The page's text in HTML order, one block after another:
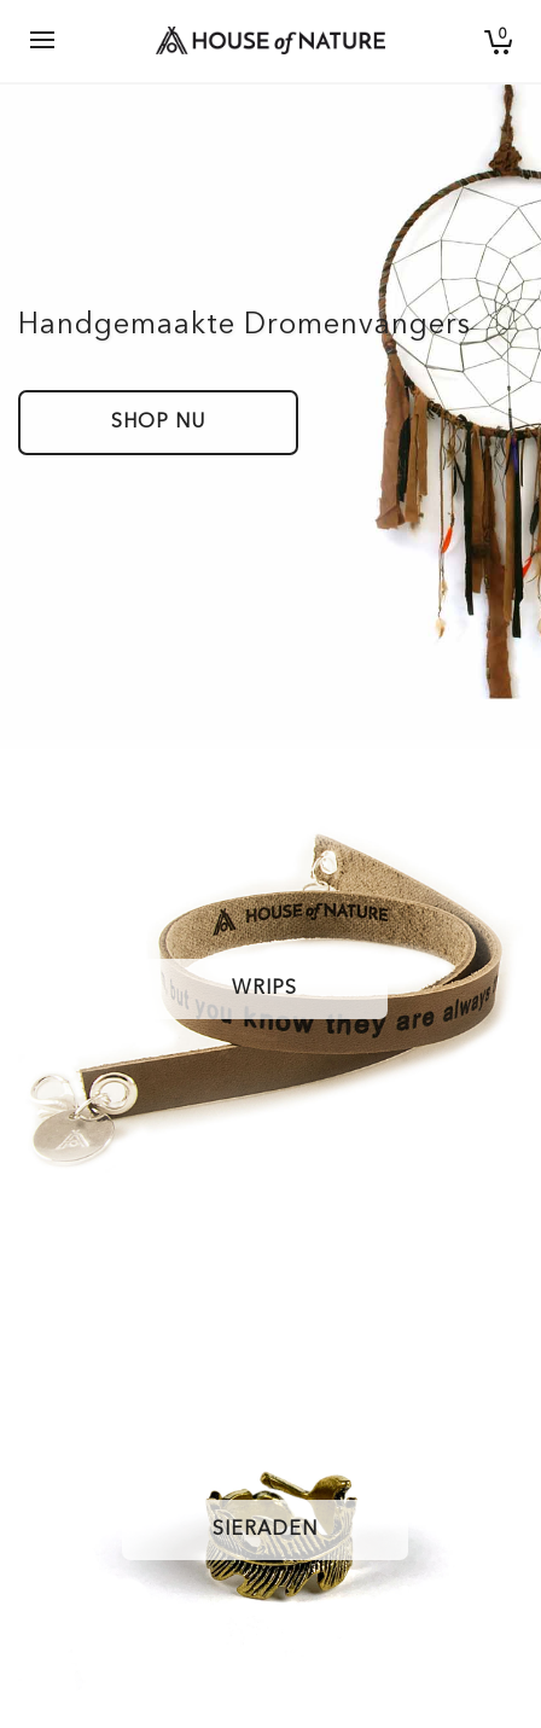
0
Handgemaakte Dromenvangers
SHOP NU
WRIPS
SIERADEN